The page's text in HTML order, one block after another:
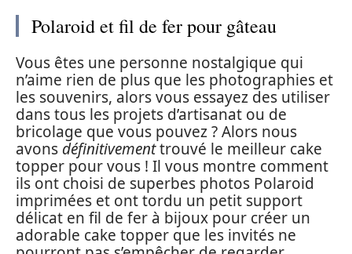
Polaroid et fil de fer pour gâteau
Vous êtes une personne nostalgique qui
n’aime rien de plus que les photographies et
les souvenirs, alors vous essayez des utiliser
dans tous les projets d’artisanat ou de
bricolage que vous pouvez ? Alors nous
avons définitivementtrouvé le meilleur cake
topper pour vous ! Il vous montre comment
ils ont choisi de superbes photos Polaroid
imprimées et ont tordu un petit support
délicat en fil de fer à bijoux pour créer un
adorable cake topper que les invités ne